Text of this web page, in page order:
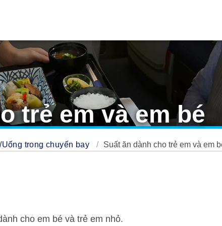
trẻ em và em bé
trong chuyến bay Suất ăn dành cho trẻ em và em
cho em bé và trẻ em nhỏ.